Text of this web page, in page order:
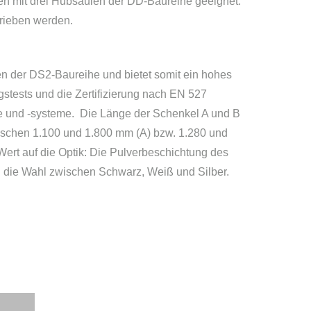
werden.
der DS2-Baureihe und bietet somit ein hohes
und die Zertifizierung nach EN 527
-systeme. Die Länge der Schenkel A und B
1.100 und 1.800 mm (A) bzw. 1.280 und
auf die Optik: Die Pulverbeschichtung des
Wahl zwischen Schwarz, Weiß und Silber.